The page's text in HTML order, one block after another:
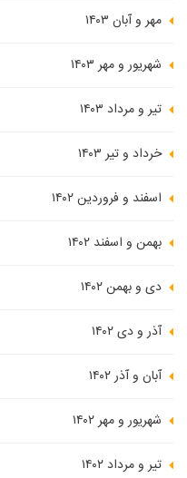
مهر و آبان ۱۴۰۳
شهریور و مهر ۱۴۰۳
تیر و مرداد ۱۴۰۳
خرداد و تیر ۱۴۰۳
اسفند و فروردین ۱۴۰۲
بهمن و اسفند ۱۴۰۲
دی و بهمن ۱۴۰۲
آذر و دی ۱۴۰۲
آبان و آذر ۱۴۰۲
شهریور و مهر ۱۴۰۲
تیر و مرداد ۱۴۰۲